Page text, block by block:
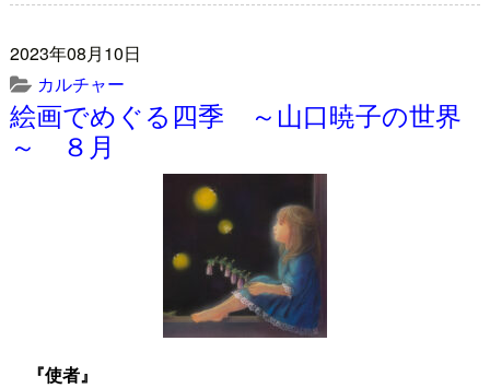
2023年08月10日
カルチャー
絵画でめぐる四季 ～山口暁子の世界
～ ８月
『使者』